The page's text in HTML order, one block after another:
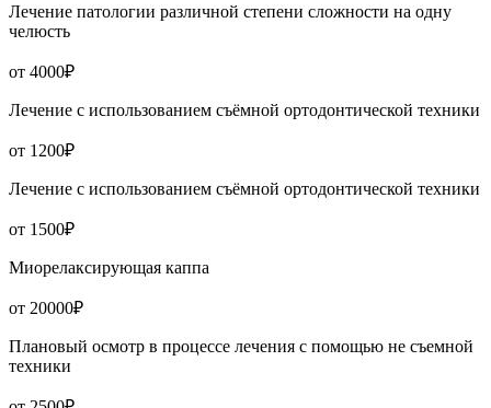
Лечение патологии различной степени сложности на одну
челюсть
от 4000₽
Лечение с использованием съёмной ортодонтической техники
от 1200₽
Лечение с использованием съёмной ортодонтической техники
от 1500₽
Миорелаксирующая каппа
от 20000₽
Плановый осмотр в процессе лечения с помощью не съемной
техники